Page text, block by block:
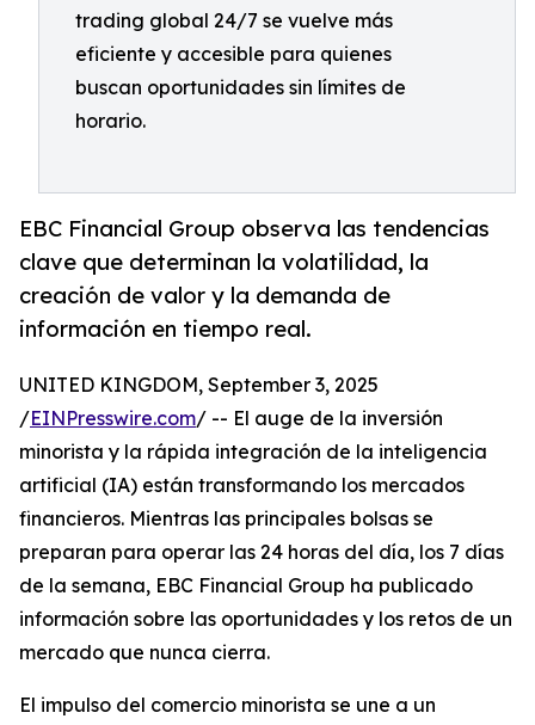
trading global 24/7 se vuelve más
eficiente y accesible para quienes
buscan oportunidades sin límites de
horario.
EBC Financial Group observa las tendencias
clave que determinan la volatilidad, la
creación de valor y la demanda de
información en tiempo real.
UNITED KINGDOM, September 3, 2025
/EINPresswire.com/ -- El auge de la inversión
minorista y la rápida integración de la inteligencia
artificial (IA) están transformando los mercados
financieros. Mientras las principales bolsas se
preparan para operar las 24 horas del día, los 7 días
de la semana, EBC Financial Group ha publicado
información sobre las oportunidades y los retos de un
mercado que nunca cierra.
El impulso del comercio minorista se une a un